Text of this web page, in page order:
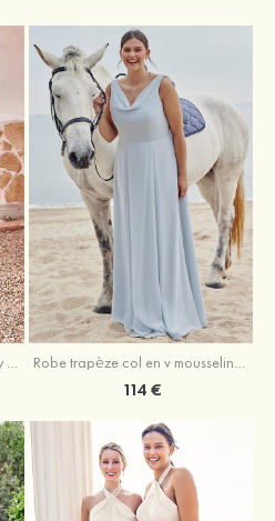
Trumpette/Sirène col en v jersey ras du sol robe de demoiselle d'honneur Robe trapèze col en v mousseline ras du sol robe de demoiselle d'honneur
114 €